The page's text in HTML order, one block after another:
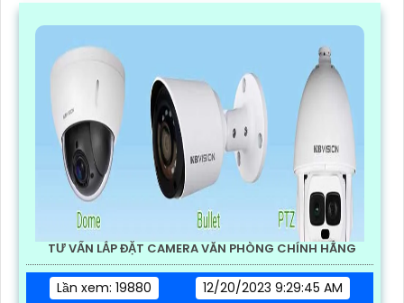
TƯ VẤN LẮP ĐẶT CAMERA VĂN PHÒNG CHÍNH HÃNG
Lần xem: 19880
12/20/2023 9:29:45 AM